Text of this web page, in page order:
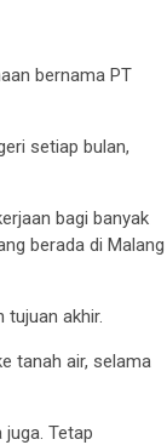
bernama PT
setiap bulan,
bagi banyak
berada di Malang
tujuan akhir.
tanah air, selama
juga. Tetap